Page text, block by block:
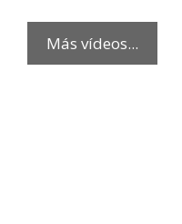
Más vídeos...